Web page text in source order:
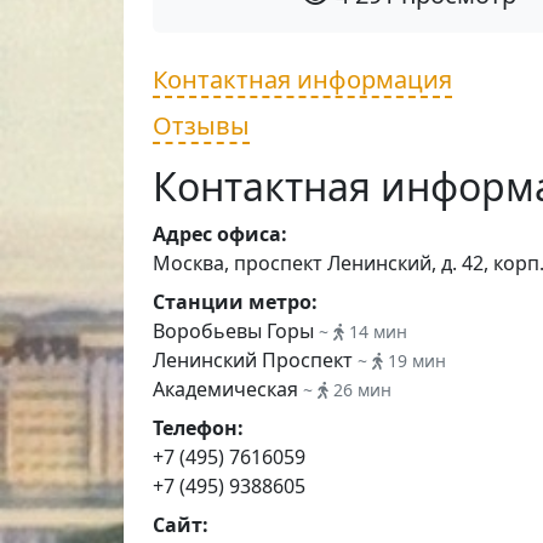
Контактная информация
Отзывы
Контактная
Адрес офиса:
Москва, проспект Ленинский, д. 42,
Станции метро:
Воробьевы Горы ~ 14 мин
Ленинский Проспект ~ 19 мин
Академическая ~ 26 мин
Телефон:
+7 (495) 7616059
+7 (495) 9388605
Сайт: